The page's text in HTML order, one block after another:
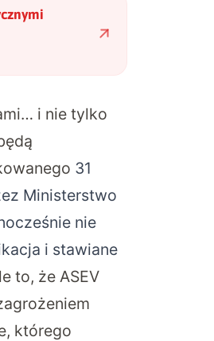
i nie tylko
31
Ministerstwo
nie
i stawiane
to, że ASEV
którego